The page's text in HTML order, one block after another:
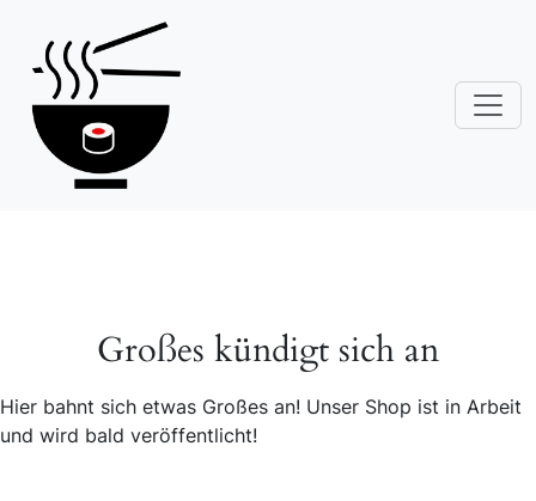
Großes kündigt sich an
Hier bahnt sich etwas Großes an! Unser Shop ist in Arbeit
und wird bald veröffentlicht!